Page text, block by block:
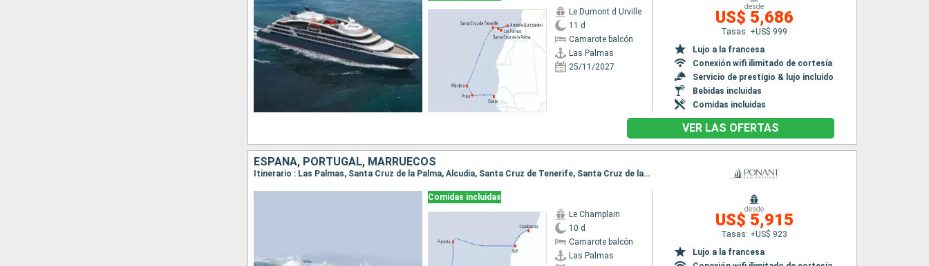
Le Dumont d Urville
11 d
Camarote balcón
Las Palmas
25/11/2027
desde
US$ 5,686
Tasas: +US$ 999
Lujo a la francesa
Conexión wifi ilimitado de cortesía
Servicio de prestigio & lujo incluido
Bebidas incluidas
Comidas incluidas
VER LAS OFERTAS
ESPAÑA, PORTUGAL, MARRUECOS
Itinerario : Las Palmas, Santa Cruz de la Palma, Alcudia, Santa Cruz de Tenerife, Santa Cruz de la Palma, Funchal, Safi, Casablanca
Comidas incluidas
Le Champlain
10 d
Camarote balcón
Las Palmas
desde
US$ 5,915
Tasas: +US$ 923
Lujo a la francesa